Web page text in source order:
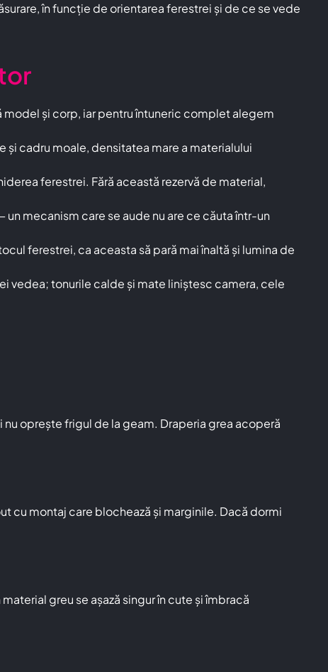
în funcție de orientarea ferestrei și de ce se vede
model și corp, iar pentru întuneric complet alegem
și cadru moale, densitatea mare a materialului
ferestrei. Fără această rezervă de material,
mecanism care se aude nu are ce căuta într-un
ferestrei, ca aceasta să pară mai înaltă și lumina de
vedea; tonurile calde și mate liniștesc camera, cele
nu oprește frigul de la geam. Draperia grea acoperă
cu montaj care blochează și marginile. Dacă dormi
greu se așază singur în cute și îmbracă